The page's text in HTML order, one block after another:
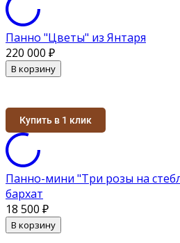
Панно "Цветы" из Янтаря
220 000 ₽
В корзину
Купить в 1 клик
Панно-мини "Три розы на
бархат
18 500 ₽
В корзину